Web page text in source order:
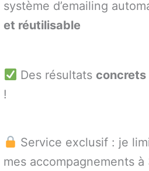
système d’emailing
et réutilisable
Des résultatsconcrets
!
Service exclusif : je
mes accompagnements